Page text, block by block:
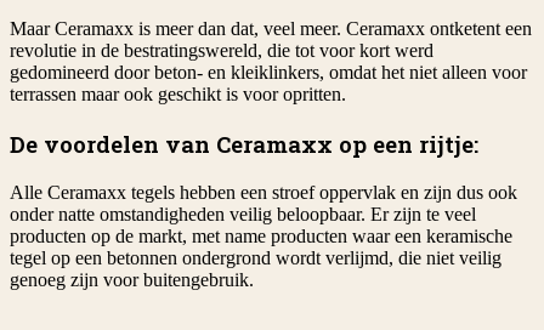
Maar Ceramaxx is meer dan dat, veel meer. Ceramaxx ontketent een
revolutie in de bestratingswereld, die tot voor kort werd
gedomineerd door beton- en kleiklinkers, omdat het niet alleen voor
terrassen maar ook geschikt is voor opritten.
De voordelen van Ceramaxx op een rijtje:
Alle Ceramaxx tegels hebben een stroef oppervlak en zijn dus ook
onder natte omstandigheden veilig beloopbaar. Er zijn te veel
producten op de markt, met name producten waar een keramische
tegel op een betonnen ondergrond wordt verlijmd, die niet veilig
genoeg zijn voor buitengebruik.